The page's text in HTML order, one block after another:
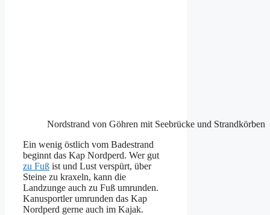
Nordstrand von Göhren mit Seebrücke und Strandkörben
Ein wenig östlich vom Badestrand
beginnt das Kap Nordperd. Wer gut
zu Fuß ist und Lust verspürt, über
Steine zu kraxeln, kann die
Landzunge auch zu Fuß umrunden.
Kanusportler umrunden das Kap
Nordperd gerne auch im Kajak.